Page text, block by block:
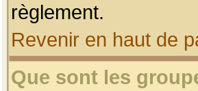
règlement.
Revenir en haut de
Que sont les